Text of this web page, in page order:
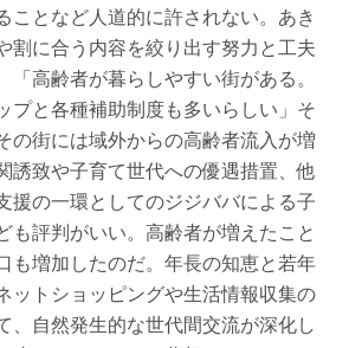
ことなど人道的に許されない。あき
割に合う内容を絞り出す努力と工夫
「高齢者が暮らしやすい街がある。
プと各種補助制度も多いらしい」そ
の街には域外からの高齢者流入が増
誘致や子育て世代への優遇措置、他
援の一環としてのジジババによる子
も評判がいい。高齢者が増えたこと
も増加したのだ。年長の知恵と若年
ットショッピングや生活情報収集の
、自然発生的な世代間交流が深化し